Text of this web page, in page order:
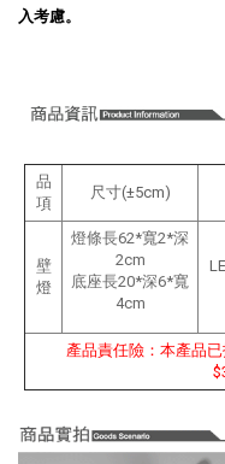
入考慮。
品
項
尺寸(±5cm)
壁
燈
燈條長62*寬2*深
2cm
底座長20*深6*寬
4cm
產品責任險：本產品